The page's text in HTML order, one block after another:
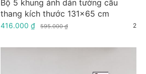
Bộ 5 khung ảnh dán tường cầu
thang kích thước 131x65 cm
416.000 ₫ 595.000 ₫ 2